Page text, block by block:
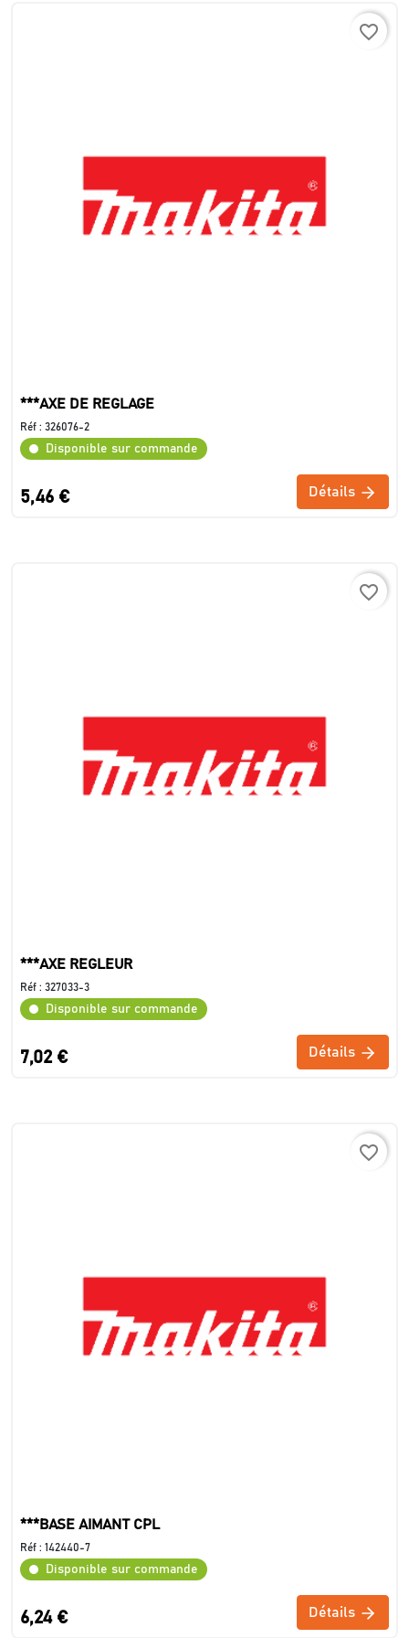
favorite_border
***AXE DE REGLAGE
Réf : 326076-2
Disponible sur commande
5,46 € Détails
favorite_border
***AXE REGLEUR
Réf : 327033-3
Disponible sur commande
7,02 € Détails
favorite_border
***BASE AIMANT CPL
Réf : 142440-7
Disponible sur commande
6,24 € Détails